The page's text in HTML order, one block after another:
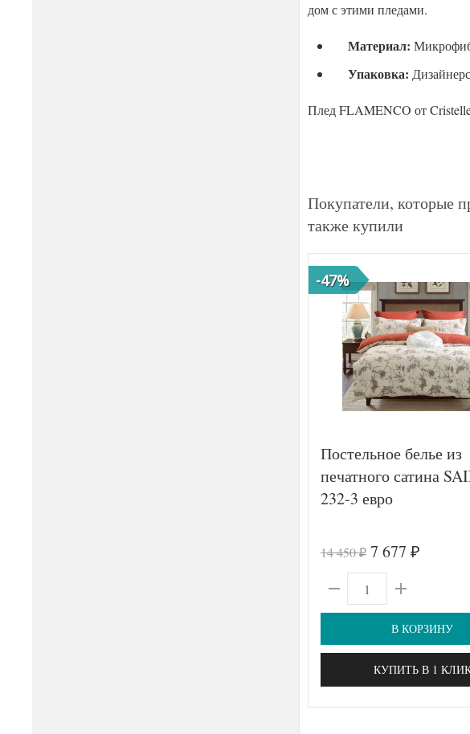
дом с этими пледами.
Материал:
Упаковка:
Плед FLAMENCO от
Покупатели, которые
также купили
-47%
Постельное белье из
печатного сатина
232-3 евро
14 450₽ 7 677 ₽
В КОРЗИНУ
КУПИТЬ В 1